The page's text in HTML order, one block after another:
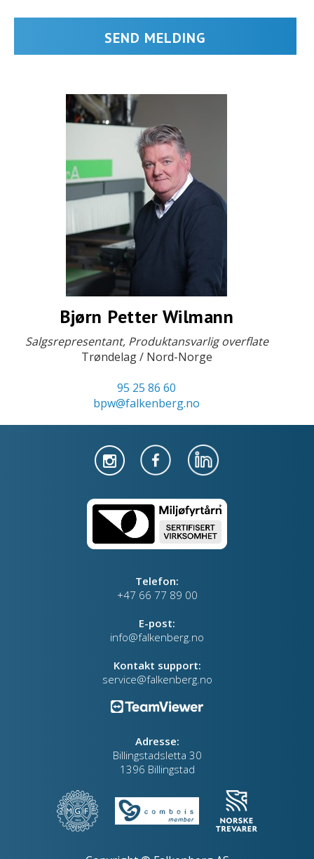
Bjørn Petter Wilmann
Salgsrepresentant, Produktansvarlig overflate
Trøndelag / Nord-Norge
95 25 86 60
bpw@falkenberg.no
Telefon:
+47 66 77 89 00
E-post:
info@falkenberg.no
Kontakt support:
service@falkenberg.no
Adresse:
Billingstadsletta 30
1396 Billingstad